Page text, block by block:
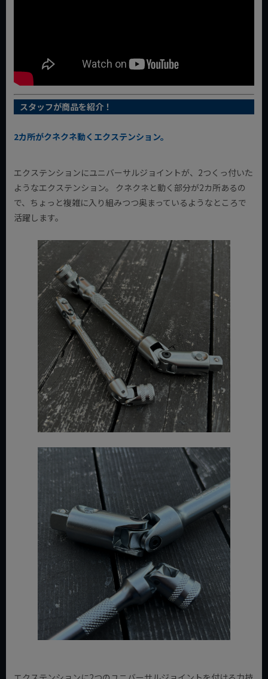
スタッフが商品を紹介！
2カ所がクネクネ動くエクステンション。
エクステンションにユニバーサルジョイントが、2つくっ付いた
ようなエクステンション。 クネクネと動く部分が2カ所あるの
で、ちょっと複雑に入り組みつつ奥まっているようなところで
活躍します。